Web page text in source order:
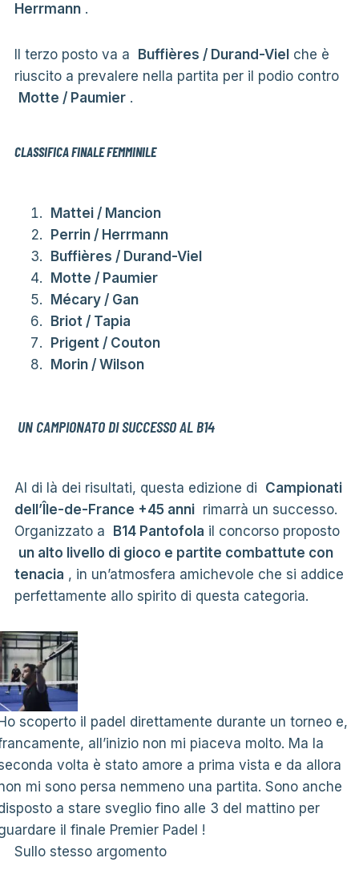
Herrmann.
Il terzo posto va a Buffières / Durand-Viel che è
riuscito a prevalere nella partita per il podio contro
Motte / Paumier.
CLASSIFICA FINALE FEMMINILE
Mattei / Mancion
Perrin / Herrmann
Buffières / Durand-Viel
Motte / Paumier
Mécary / Gan
Briot / Tapia
Prigent / Couton
Morin / Wilson
UN CAMPIONATO DI SUCCESSO AL B14
Al di là dei risultati, questa edizione di Campionati
dell’Île-de-France +45 annirimarrà un successo.
Organizzato a
B14 Pantofola il concorso proposto
un alto livello di gioco e partite combattute con
tenacia , in un’atmosfera amichevole che si addice
perfettamente allo spirito di questa categoria.
scoperto il padel direttamente durante un torneo e,
all’inizio non mi piaceva molto. Ma la
volta è stato amore a prima vista e da allora
mi sono persa nemmeno una partita. Sono anche
a stare sveglio fino alle 3 del mattino per
il finale Premier Padel !
Sullo stesso argomento